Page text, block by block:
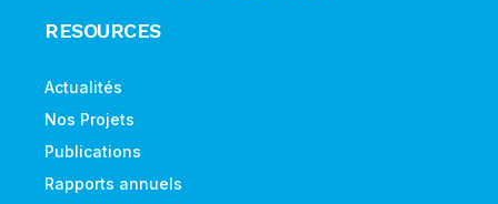
RESOURCES
Actualités
Nos Projets
Publications
Rapports annuels